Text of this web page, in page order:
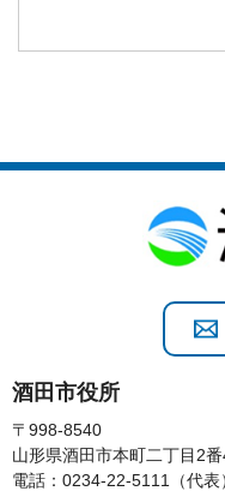
酒田市役所
〒998-8540
山形県酒田市本町二丁目2
電話：0234-22-5111（代表